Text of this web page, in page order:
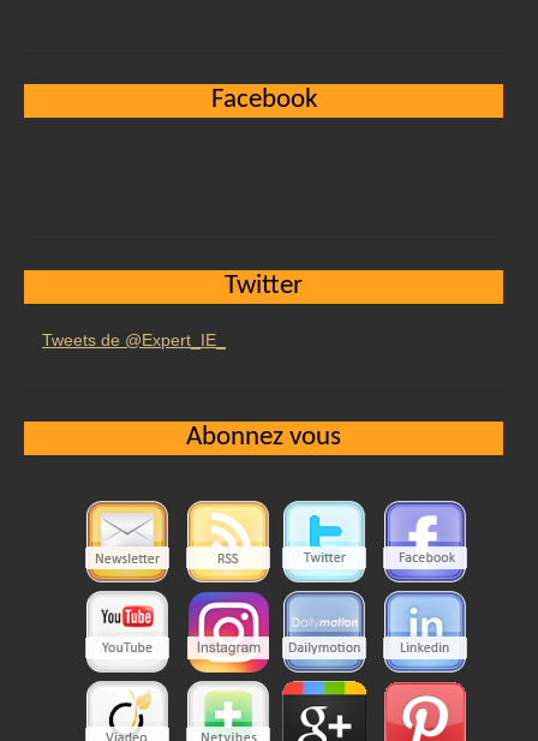
Facebook
Twitter
Tweets de @Expert_IE_
Abonnez vous